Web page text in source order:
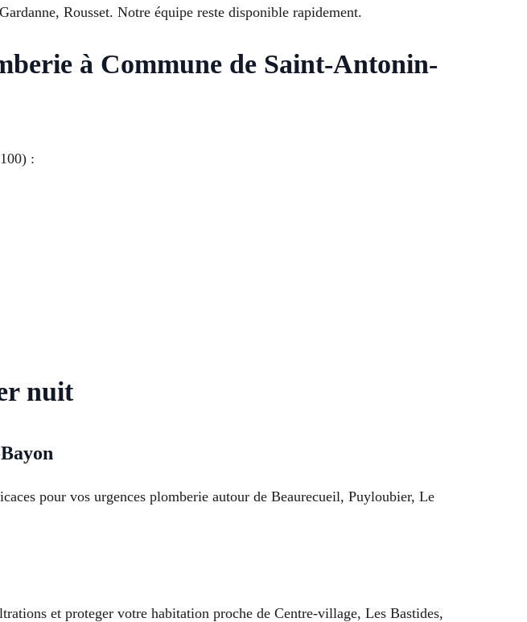
Rousset. Notre équipe reste disponible rapidement.
à Commune de Saint-Antonin-
:
nuit
pour vos urgences plomberie autour de Beaurecueil, Puyloubier, Le
et proteger votre habitation proche de Centre-village, Les Bastides,